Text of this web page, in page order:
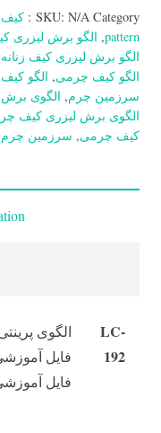
LC-
192
quantity
SKU: N/A Category:
pattern
, الگو برش لیزری
الگو برش لیزری کیف
الگو کیف چرمی, الگو
سرزمین چرم, الگوی
الگوی برش لیزری کیف
کیف چرمی, سرزمین چرم
LC-
192
الگوی
فایل
فایل